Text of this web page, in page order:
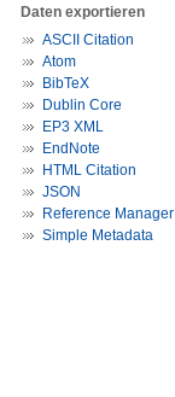
Daten exportieren
ASCII Citation
Atom
BibTeX
Dublin Core
EP3 XML
EndNote
HTML Citation
JSON
Reference Manager
Simple Metadata